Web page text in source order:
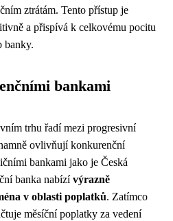
ztrátám. Tento přístup je
a přispívá k celkovému pocitu
banky.
bankami
trhu řadí mezi progresivní
ovlivňují konkurenční
bankami jako je Česká
banka nabízívýrazně
v oblasti poplatků. Zatímco
měsíční poplatky za vedení